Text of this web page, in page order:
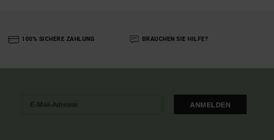
100% SICHERE ZAHLUNG BRAUCHEN SIE HILFE?
ANMELDEN